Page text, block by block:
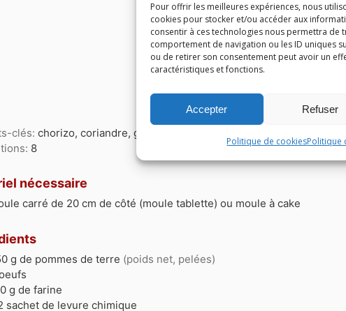
Pour offrir les meilleures expériences, nous
cookies pour stocker et/ou accéder aux
consentir à ces technologies nous permettra de
comportement de navigation ou les ID uniques
ou de retirer son consentement peut avoir un
caractéristiques et fonctions.
Accepter Refuser
Politique de cookiesPolitique
clés: chorizo, coriandre, gâteau salé, oignon rouge, pommes de
8
nécessaire
carré de 20 cm de côté (moule tablette) ou moule à cake
g de pommes de terre (poids net, pelées)
g de farine
sachet de levure chimique